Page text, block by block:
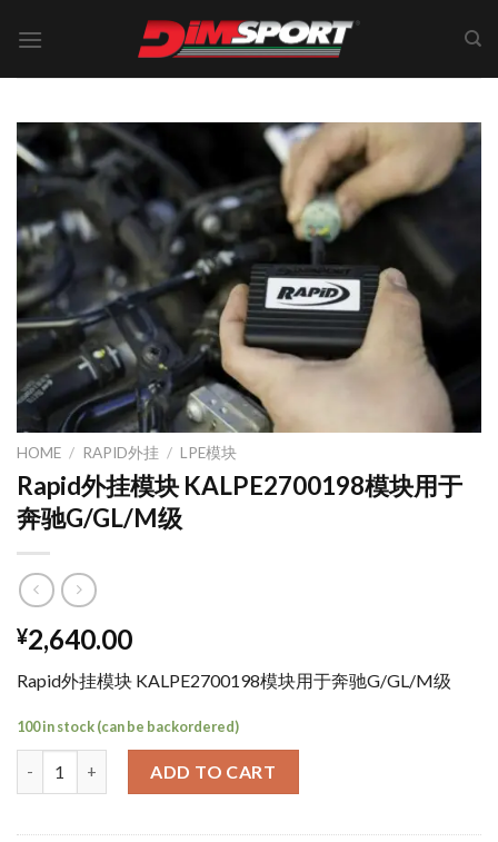
HOME / RAPID外挂 / LPE模块
Rapid外挂模块 KALPE2700198模块用于
奔驰G/GL/M级
¥2,640.00
Rapid外挂模块 KALPE2700198模块用于奔驰G/GL/M级
100 in stock (can be backordered)
ADD TO CART